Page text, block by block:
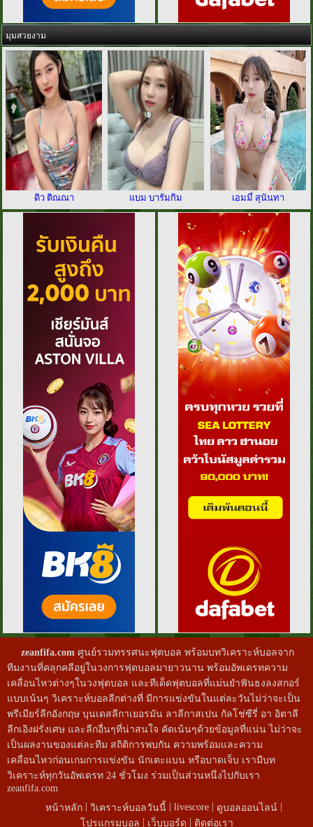
มุมสวยงาม
ดิว ติณณา แบม บารัมกิม เอมมี่ สุนันทา
zeanfifa.com ศูนย์รวมทรรศนะฟุตบอล พร้อมบทวิเคราะห์บอลจาก
ทีมงานที่คลุกคลีอยู่ในวงการฟุตบอลมายาวนาน พร้อมอัพเดรทความ
เคลื่อนไหวต่างๆในวงฟุตบอล และทีเด็ดฟุตบอลที่แม่นยำฟันธงลงสกอร์
แบบเน้นๆ วิเคราะห์บอลลีกต่างที่ มีการแข่งขันในแต่ละวันไม่ว่าจะเป็น
พรีเมียร์ลีกอังกฤษ บุนเดสลีกาเยอรมัน ลาลีกาสเปน กัลโช่ซีรี่ อา อิตาลี
ลีกเอิงฝรั่งเศษ และลีกอื่นๆที่น่าสนใจ คัดเน้นๆด้วยข้อมูลที่แน่น ไม่ว่าจะ
เป็นผลงานของแต่ละทีม สถิติการพบกัน ความพร้อมและความ
เคลื่อนไหวก่อนเกมการแข่งขัน นักเตะแบน หรือบาดเจ็บ เรามีบท
วิเคราะห์ทุกวันอัพเดรท 24 ชั่วโมง ร่วมเป็นส่วนหนึ่งไปกับเรา
zeanfifa.com
หน้าหลัก
วิเคราะห์บอลวันนี้ livescore| ดูบอลออนไลน์
โปรแกรมบอล
เว็บบอร์ด ติดต่อเรา